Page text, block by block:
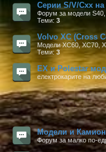
Серии S/V/Cxx
Форум за модели S40,
Теми: 3
Volvo XC (Cross
Mодели XC60, XC70,
Теми: 3
EX и Polestar
електрокарите на
Модели и
Форум за малко по-